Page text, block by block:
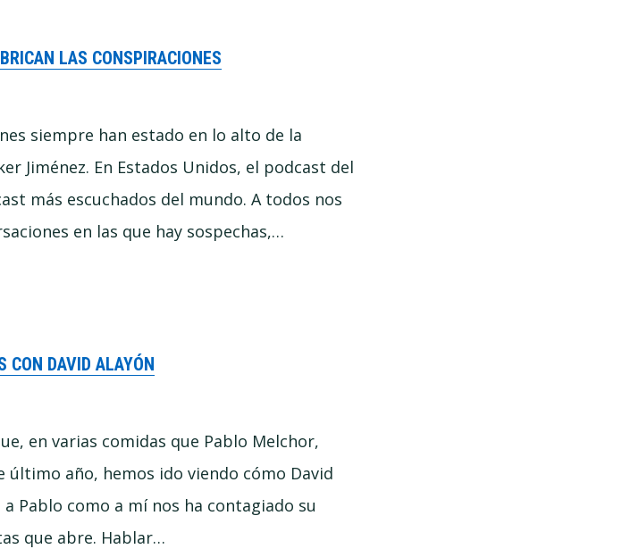
LAS CONSPIRACIONES
siempre han estado en lo alto de la
Jiménez. En Estados Unidos, el podcast del
más escuchados del mundo. A todos nos
en las que hay sospechas,…
CON DAVID ALAYÓN
en varias comidas que Pablo Melchor,
último año, hemos ido viendo cómo David
Pablo como a mí nos ha contagiado su
que abre. Hablar…